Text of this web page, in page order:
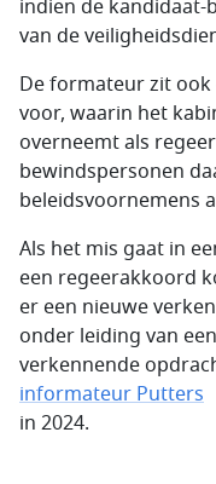
indien de kandidaat-
van de
De formateur zit
voor, waarin het
overneemt als
bewindspersonen
beleidsvoornemens
Als het mis gaat in
een regeerakkoord
er een nieuwe
onder leiding van
verkennende
informateur Putters
in 2024.